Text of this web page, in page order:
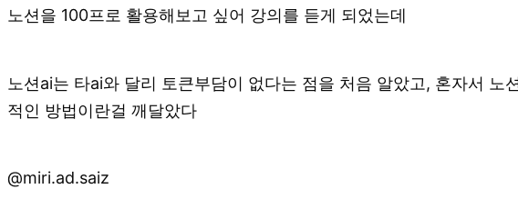
노션을 100프로 활용해보고 싶어 강의를 듣게 되었는데
노션ai는 타ai와 달리 토큰부담이 없다는 점을 처음 알았고, 혼자서
적인 방법이란걸 깨달았다
@miri.ad.saiz